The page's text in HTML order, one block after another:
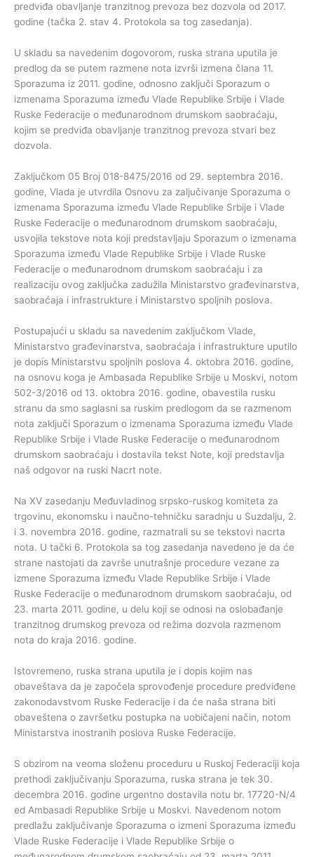
predviđa obavljanje tranzitnog prevoza bez dozvola od 2017.
godine (tačka 2. stav 4. Protokola sa tog zasedanja).
U skladu sa navedenim dogovorom, ruska strana uputila je
predlog da se putem razmene nota izvrši izmena člana 11.
Sporazuma iz 2011. godine, odnosno zaključi Sporazum o
izmenama Sporazuma između Vlade Republike Srbije i Vlade
Ruske Federacije o međunarodnom drumskom saobraćaju,
kojim se predviđa obavljanje tranzitnog prevoza stvari bez
dozvola.
Zaključkom 05 Broj 018-8475/2016 od 29. septembra 2016.
godine, Vlada je utvrdila Osnovu za zaljučivanje Sporazuma o
izmenama Sporazuma između Vlade Republike Srbije i Vlade
Ruske Federacije o međunarodnom drumskom saobraćaju,
usvojila tekstove nota koji predstavljaju Sporazum o izmenama
Sporazuma između Vlade Republike Srbije i Vlade Ruske
Federacije o međunarodnom drumskom saobraćaju i za
realizaciju ovog zaključka zadužila Ministarstvo građevinarstva,
saobraćaja i infrastrukture i Ministarstvo spoljnih poslova.
Postupajući u skladu sa navedenim zaključkom Vlade,
Ministarstvo građevinarstva, saobraćaja i infrastrukture uputilo
je dopis Ministarstvu spoljnih poslova 4. oktobra 2016. godine,
na osnovu koga je Ambasada Republike Srbije u Moskvi, notom
502-3/2016 od 13. oktobra 2016. godine, obavestila rusku
stranu da smo saglasni sa ruskim predlogom da se razmenom
nota zaključi Sporazum o izmenama Sporazuma između Vlade
Republike Srbije i Vlade Ruske Federacije o međunarodnom
drumskom saobraćaju i dostavila tekst Note, koji predstavlja
naš odgovor na ruski Nacrt note.
Na XV zasedanju Međuvladinog srpsko-ruskog komiteta za
trgovinu, ekonomsku i naučno-tehničku saradnju u Suzdalju, 2.
i 3. novembra 2016. godine, razmatrali su se tekstovi nacrta
nota. U tački 6. Protokola sa tog zasedanja navedeno je da će
strane nastojati da završe unutrašnje procedure vezane za
izmene Sporazuma između Vlade Republike Srbije i Vlade
Ruske Federacije o međunarodnom drumskom saobraćaju, od
23. marta 2011. godine, u delu koji se odnosi na oslobađanje
tranzitnog drumskog prevoza od režima dozvola razmenom
nota do kraja 2016. godine.
Istovremeno, ruska strana uputila je i dopis kojim nas
obaveštava da je započela sprovođenje procedure predviđene
zakonodavstvom Ruske Federacije i da će naša strana biti
obaveštena o završetku postupka na uobičajeni način, notom
Ministarstva inostranih poslova Ruske Federacije.
S obzirom na veoma složenu proceduru u Ruskoj Federaciji koja
prethodi zaključivanju Sporazuma, ruska strana je tek 30.
decembra 2016. godine urgentno dostavila notu br. 17720-N/4
ed Ambasadi Republike Srbije u Moskvi. Navedenom notom
predlažu zaključivanje Sporazuma o izmeni Sporazuma između
Vlade Ruske Federacije i Vlade Republike Srbije o